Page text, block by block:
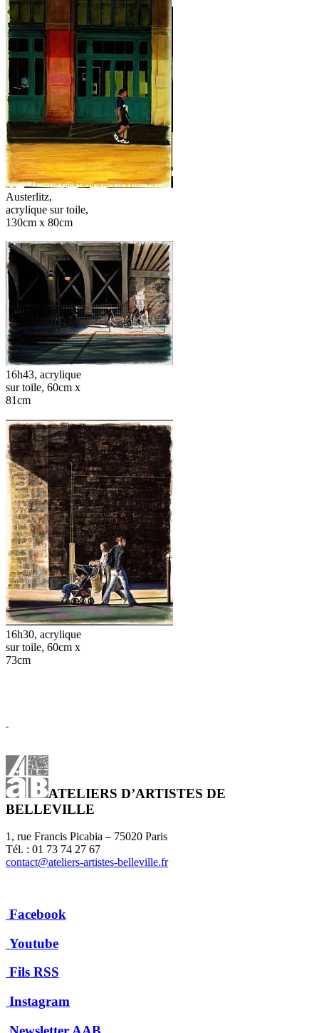
Austerlitz,
acrylique sur toile,
130cm x 80cm
16h43, acrylique
sur toile, 60cm x
81cm
16h30, acrylique
sur toile, 60cm x
73cm
ATELIERS D’ARTISTES DE
BELLEVILLE
1, rue Francis Picabia – 75020 Paris
Tél. : 01 73 74 27 67
contact@ateliers-artistes-belleville.fr
Facebook
Youtube
Fils RSS
Instagram